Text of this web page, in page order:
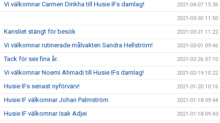
Vi välkomnar Carmen Dinkha till Husie IFs damlag! 2021-04-07 15:36
2021-03-30 11:50
Kansliet stängt för besök 2021-03-21 11:22
Vi välkomnar rutinerade målvakten Sandra Hellström! 2021-03-01 09:46
Tack för sex fina år. 2021-02-26 07:10
Vi välkomnar Noemi Ahmadi till Husie IFs damlag! 2021-02-19 10:22
Husie IFs senast nyförvärv! 2021-01-20 10:16
Husie IF välkomnar Johan Palmström 2021-01-18 09:44
Husie IF välkomnar Isak Adjei 2021-01-18 09:43